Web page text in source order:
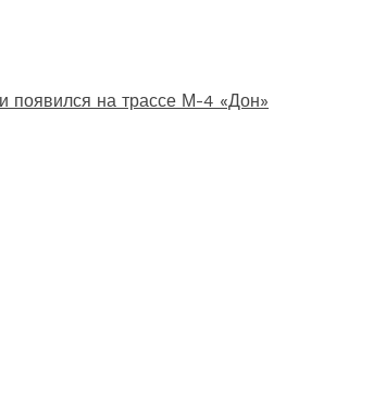
появился на трассе М-4 «Дон»